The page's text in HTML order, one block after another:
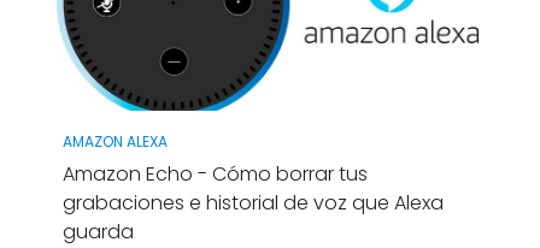
AMAZON ALEXA
Amazon Echo - Cómo borrar tus
grabaciones e historial de voz que Alexa
guarda